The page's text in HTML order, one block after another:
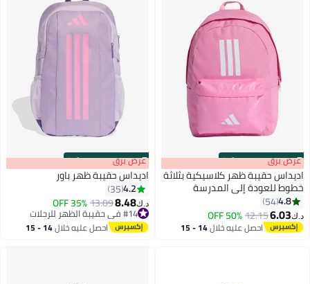
00m:00s
·
100% Left عرض برق
اديداس حقيبة ظهر كلاسيكية بثلاثة
خطوط للعودة إلى المدرسة
4.8
54
د.ك‏6.03
12.15
50% OFF
احصل عليه خلال 14 - 15
00m:00s
·
100% Left عرض برق
اديداس حقيبة ظهر باور
4.2
35
د.ك‏8.48
13.09
35% OFF
#14 في حقيبة الظهر للرحلات
#14 في حقيبة الظهر للرحلات احصل عليه خلال 14 - 15